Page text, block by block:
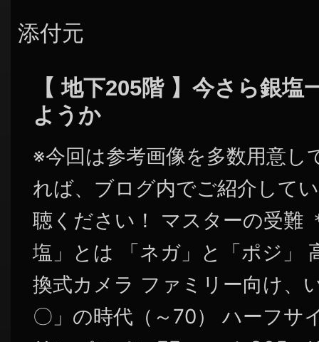
添付元
【 地下205階 】今さら銀
ようか
※今回は参考画像を多数用意し
れば、ブログ内でご紹介して
聴ください！ マスターの受難
塩」とは 「ネガ」と「ポジ」
換式カメラ ファミリー向け、
〇」の時代（～70） ハーフサ